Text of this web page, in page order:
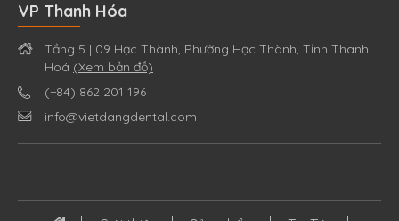
VP Thanh Hóa
Tầng 5 | 09 Hạc Thành, Phường Hạc Thành, Tỉnh Thanh
Hoá (Xem bản đồ)
(+84) 862 201 196
info@vietdangdental.com